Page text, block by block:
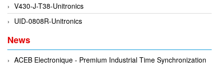
Erhardt-leimer
ERICHSEN
Erinda/Delta
ESA Automation Vietnam
V430-J-T38-Unitronics
UID-0808R-Unitronics
News
ACEB Electronique - Premium Industrial Time Synchronization